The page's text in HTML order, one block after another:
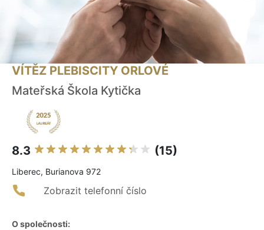
VÍTĚZ PLEBISCITY ORLOVÉ
Mateřská Škola Kytička
8.3 (15)
Liberec, Burianova 972
Zobrazit telefonní číslo
O společnosti: